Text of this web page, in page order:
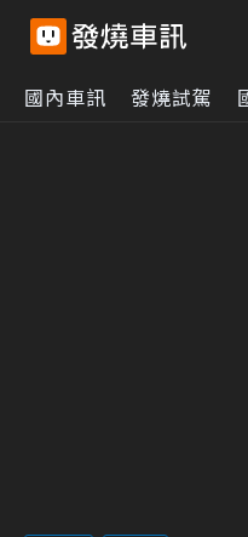
國內車訊 發燒試駕